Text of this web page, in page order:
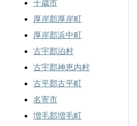
千歳市
厚岸郡厚岸町
厚岸郡浜中町
古宇郡泊村
古宇郡神恵内村
古平郡古平町
名寄市
増毛郡増毛町